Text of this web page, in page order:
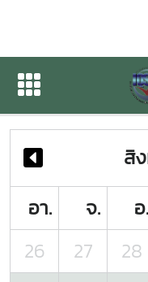
ปฏิทินกิจกร
ปฏิทินกิจกรรมของห
สิ
อา.
จ. อ.
26
27 28